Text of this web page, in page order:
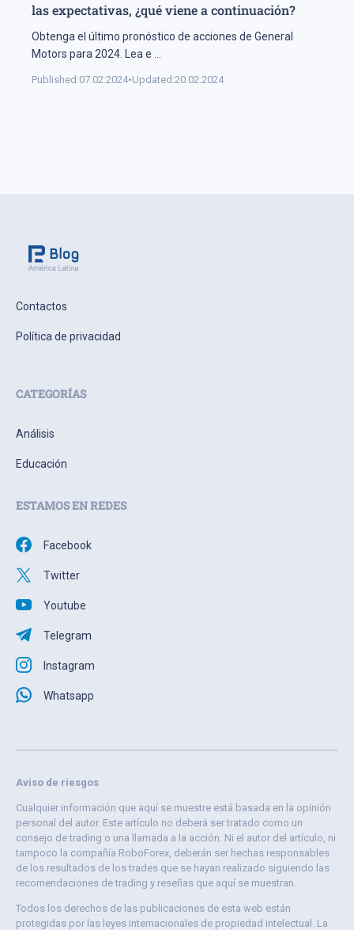
las expectativas, ¿qué viene a continuación?
Obtenga el último pronóstico de acciones de General
Motors para 2024. Lea e
Published:07.02.2024•Updated:20.02.2024
Contactos
Política de privacidad
CATEGORÍAS
Análisis
Educación
ESTAMOS EN REDES
Facebook
Twitter
Youtube
Telegram
Instagram
Whatsapp
Aviso de riesgos
Cualquier información que aquí se muestre está basada en la opinión
personal del autor. Este artículo no deberá ser tratado como un
consejo de trading o una llamada a la acción. Ni el autor del artículo, ni
tampoco la compañía RoboForex, deberán ser hechas responsables
de los resultados de los trades que se hayan realizado siguiendo las
recomendaciones de trading y reseñas que aquí se muestran.
Todos los derechos de las publicaciones de esta web están
protegidas por las leyes internacionales de propiedad intelectual. La